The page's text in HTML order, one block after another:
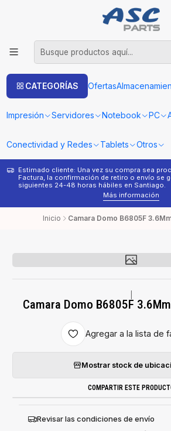
CATEGORÍAS Ofertas
Impresión Servidores Notebook PC
Conectividad y Redes Tablets Otros
Estimado cliente: Una vez su compra sea
Factura, la confirmación de retiro o envío se
siguientes 24-48 horas hábiles en Santiago.
Más información
Inicio Camara Domo B6805F
Camara Domo B6805F
Agregar a la lista de
Mostrar stock de
COMPARTIR ESTE
Revisar las condiciones de envío